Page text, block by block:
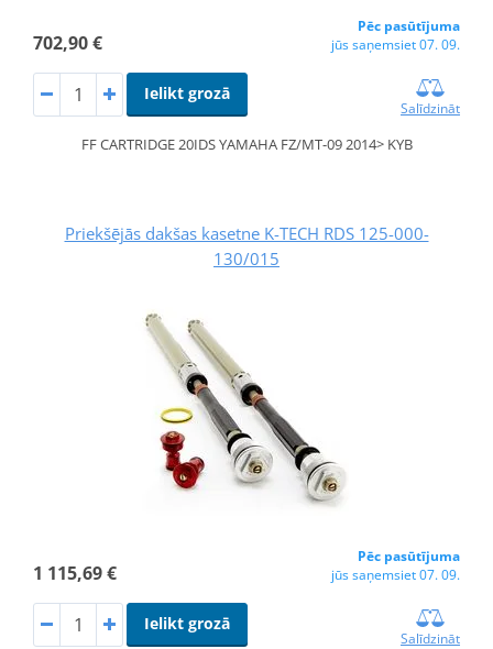
702,90 €
Pēc pasūtījuma
jūs saņemsiet 07. 09.
Ielikt grozā
Salīdzināt
FF CARTRIDGE 20IDS YAMAHA FZ/MT-09 2014> KYB
Priekšējās dakšas kasetne K-TECH RDS 125-000-
130/015
1 115,69 €
Pēc pasūtījuma
jūs saņemsiet 07. 09.
Ielikt grozā
Salīdzināt